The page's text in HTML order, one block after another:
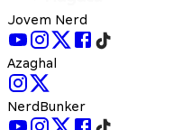
Jovem Nerd
Azaghal
NerdBunker